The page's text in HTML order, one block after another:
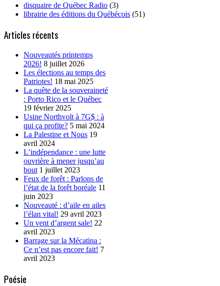
disquaire de Québec Radio (3)
librairie des éditions du Québécois (51)
Articles récents
Nouveautés printemps
2026! 8 juillet 2026
Les élections au temps des
Patriotes! 18 mai 2025
La quête de la souveraineté
: Porto Rico et le Québec
19 février 2025
Usine Northvolt à 7G$ : à
qui ça profite? 5 mai 2024
La Palestine et Nous 19
avril 2024
L’indépendance : une lutte
ouvrière à mener jusqu’au
bout 1 juillet 2023
Feux de forêt : Parlons de
l’état de la forêt boréale 11
juin 2023
Nouveauté : d’aile en ailes
l’élan vital! 29 avril 2023
Un vent d’argent sale! 22
avril 2023
Barrage sur la Mécatina :
Ce n’est pas encore fait! 7
avril 2023
Poésie